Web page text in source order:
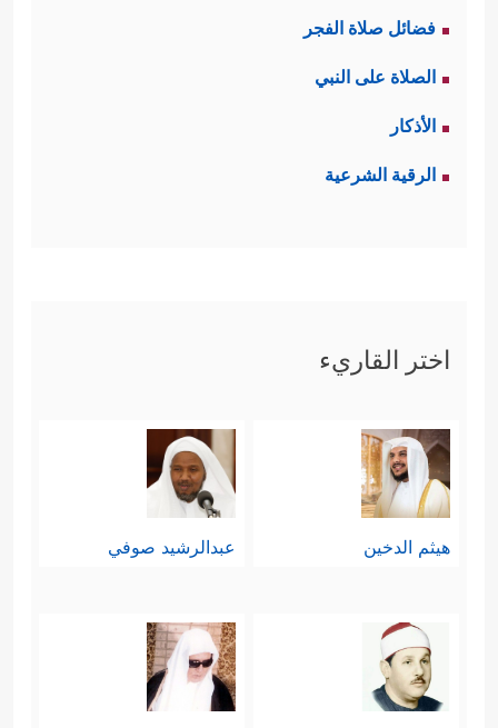
فضائل صلاة الفجر
الصلاة على النبي
الأذكار
الرقية الشرعية
اختر القاريء
هيثم الدخين عبدالرشيد صوفي